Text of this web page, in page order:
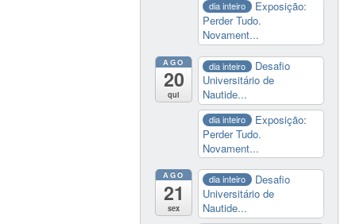
dia inteiro
Exposição:
Perder Tudo.
Novament...
AGO
20
qui
dia inteiro
Desafio
Universitário de
Nautide...
dia inteiro
Exposição:
Perder Tudo.
Novament...
AGO
21
sex
dia inteiro
Desafio
Universitário de
Nautide...